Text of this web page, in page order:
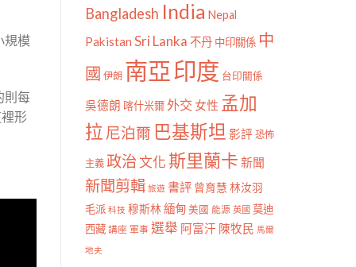
規模
則每
形
Bangladesh India Nepal
Pakistan Sri Lanka 不丹 中印關係 中
國 伊朗 南亞印度 台印關係
吳德朗 喀什米爾外交 女性 孟加
拉 尼泊爾 巴基斯坦 影評 恐怖
主義 政治文化斯里蘭卡 新聞
新聞剪輯 旅遊 書評 曾育慧 林汝羽
毛派 科技 穆斯林 緬甸 美國 能源 英國 莫迪
西藏 講座 軍事 選舉 阿富汗 陳牧民 馬爾
地夫